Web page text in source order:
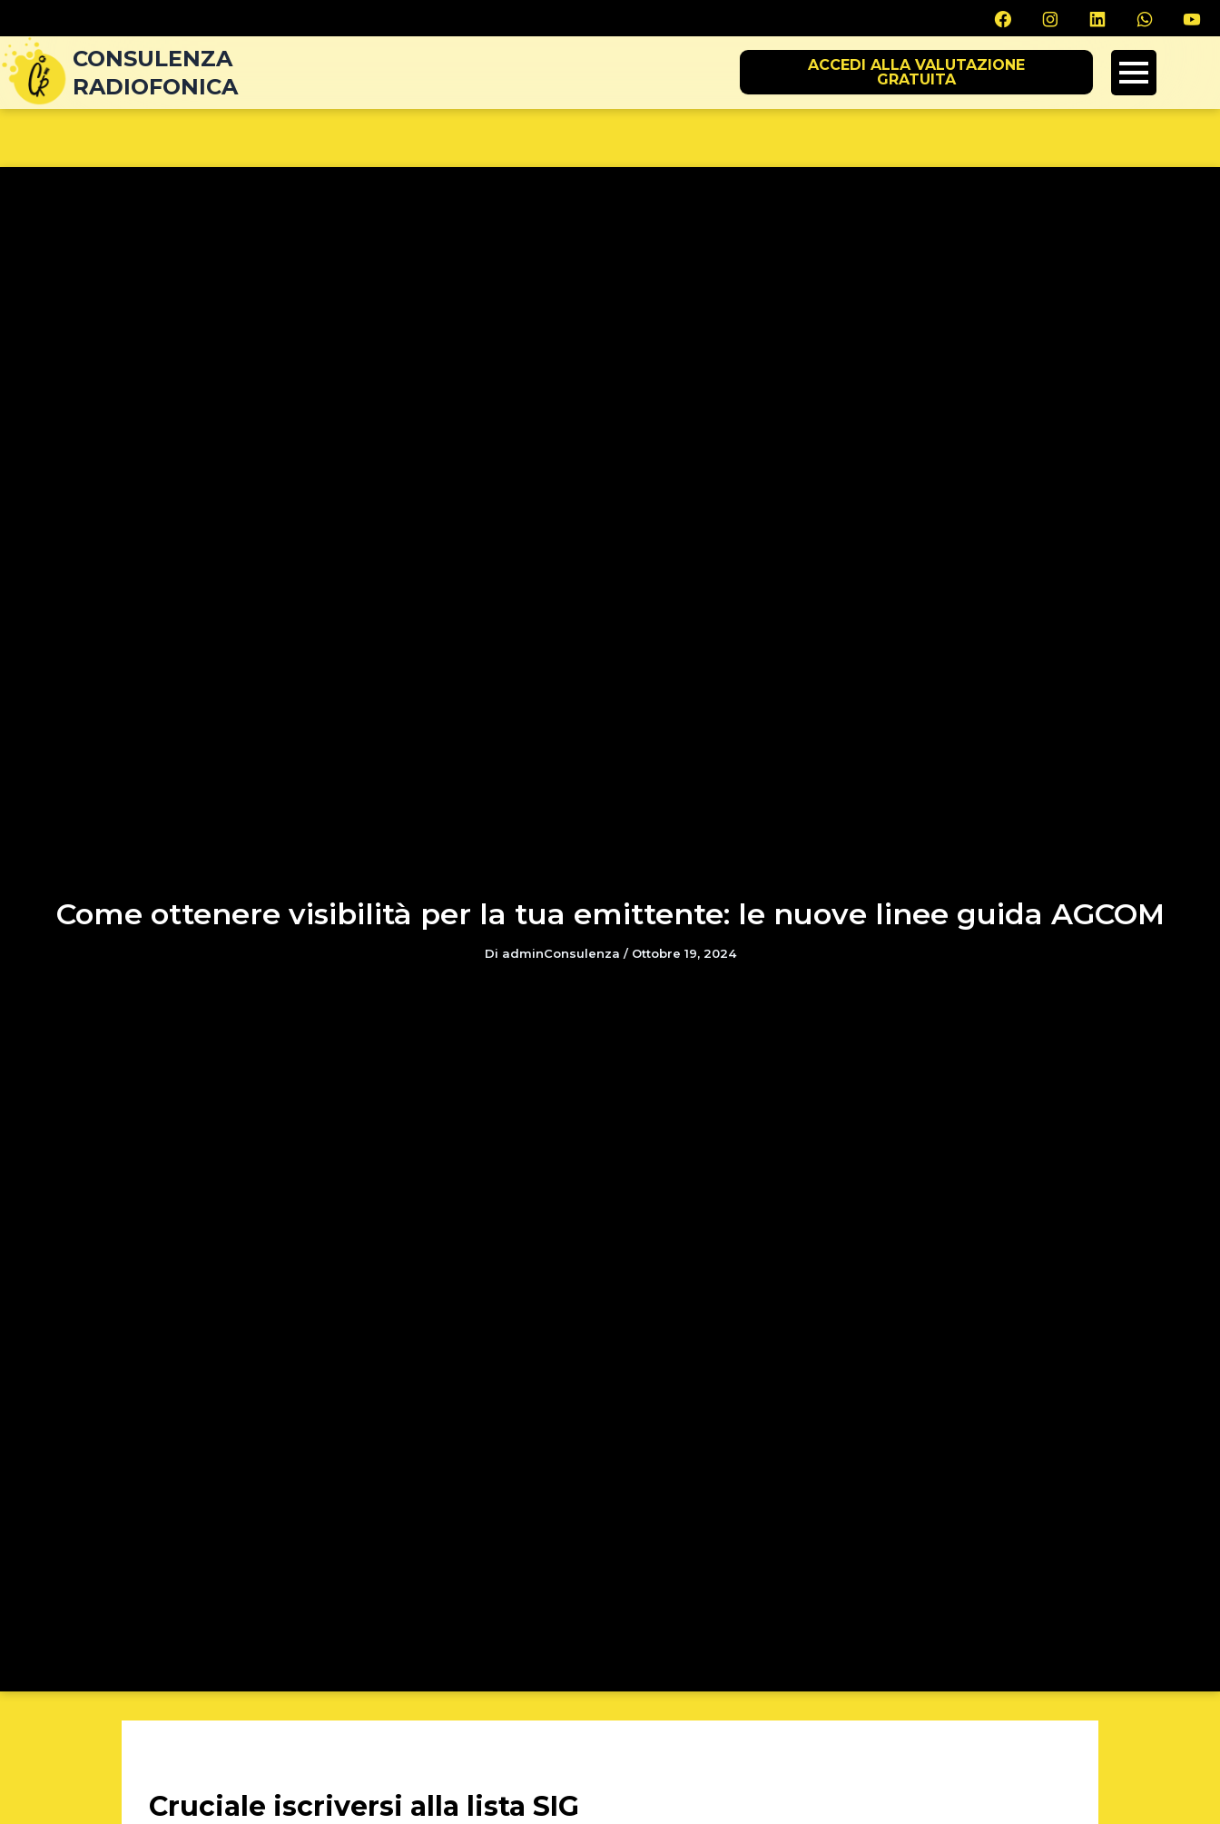
CONSULENZA
RADIOFONICA
ACCEDI ALLA VALUTAZIONE
GRATUITA
Come ottenere visibilità per la tua emittente: le nuove linee guida AGCOM
Di adminConsulenza / Ottobre 19, 2024
Cruciale iscriversi alla lista SIG
articoli